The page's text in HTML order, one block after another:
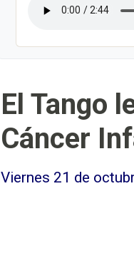
El Tango
Cáncer
Viernes 21 de